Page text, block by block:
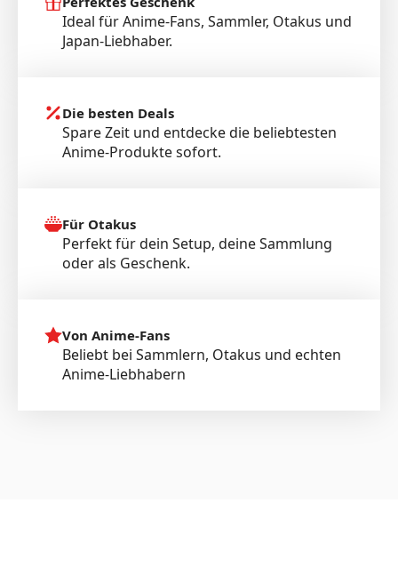
Ideal für Anime-Fans, Sammler, Otakus und
Japan-Liebhaber.
Die besten Deals
Spare Zeit und entdecke die beliebtesten
Anime-Produkte sofort.
Für Otakus
Perfekt für dein Setup, deine Sammlung
oder als Geschenk.
Von Anime-Fans
Beliebt bei Sammlern, Otakus und echten
Anime-Liebhabern